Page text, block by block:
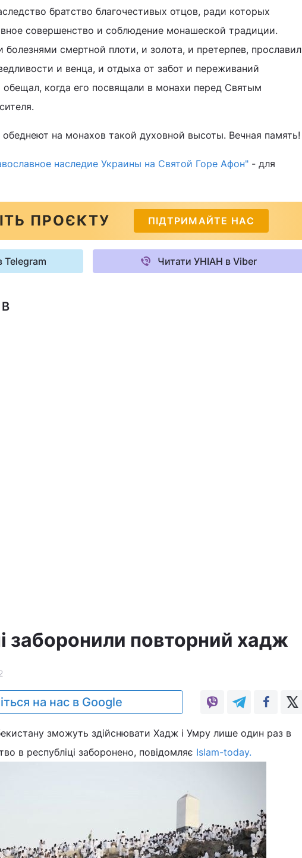
братство благочестивых отцов, ради которых
совершенство и соблюдение монашеской традиции.
смертной плоти, и золота, и претерпев, прославил
и венца, и отдыха от забот и переживаний
обещал, когда его посвящали в монахи перед Святым
на монахов такой духовной высоты. Вечная память!
наследие Украины на Святой Горе Афон" - для
ПРОЄКТУ ПІДТРИМАЙТЕ НАС
Telegram Читати УНІАН в Viber
заборонили повторний хадж
на нас в Google
зможуть здійснювати Хадж і Умру лише один раз в
в республіці заборонено, повідомляє Islam-today.